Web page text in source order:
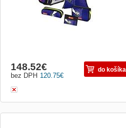
120.75€
bez DPH
148.52€ do košíka